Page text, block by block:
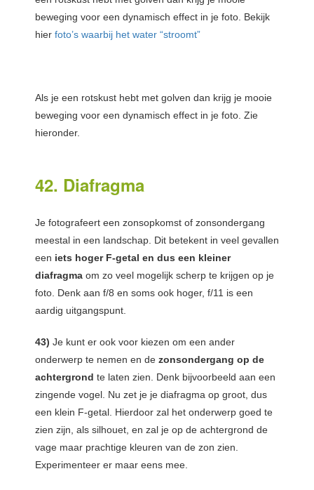
beweging voor een dynamisch effect in je foto. Bekijk
hier foto’s waarbij het water “stroomt”
Als je een rotskust hebt met golven dan krijg je mooie
beweging voor een dynamisch effect in je foto. Zie
hieronder.
42. Diafragma
Je fotografeert een zonsopkomst of zonsondergang
meestal in een landschap. Dit betekent in veel gevallen
een iets hoger F-getal en dus een kleiner
diafragma om zo veel mogelijk scherp te krijgen op je
foto. Denk aan f/8 en soms ook hoger, f/11 is een
aardig uitgangspunt.
43) Je kunt er ook voor kiezen om een ander
onderwerp te nemen en de zonsondergang op de
achtergrond te laten zien. Denk bijvoorbeeld aan een
zingende vogel. Nu zet je je diafragma op groot, dus
een klein F-getal. Hierdoor zal het onderwerp goed te
zien zijn, als silhouet, en zal je op de achtergrond de
vage maar prachtige kleuren van de zon zien.
Experimenteer er maar eens mee.